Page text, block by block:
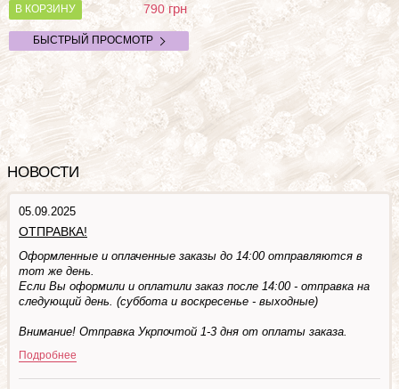
В КОРЗИНУ 790грн
БЫСТРЫЙ ПРОСМОТР
НОВОСТИ
05.09.2025
ОТПРАВКА!
Оформленные и оплаченные заказы до 14:00 отправляются в
тот же день.
Если Вы оформили и оплатили заказ после 14:00 - отправка на
следующий день. (суббота и воскресенье - выходные)
Внимание! Отправка Укрпочтой 1-3 дня от оплаты заказа.
Подробнее